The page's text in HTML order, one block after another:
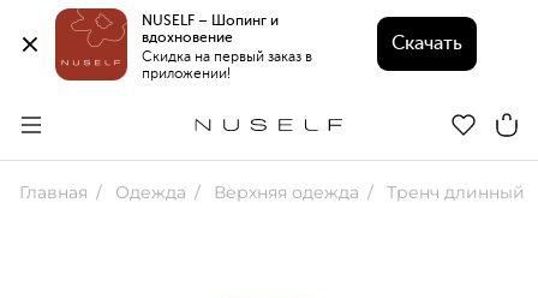
NUSELF – Шопинг и
вдохновение
Скидка на первый заказ в
приложении!
Скачать
Главная Одежда Верхняя одежда Тренч длинный